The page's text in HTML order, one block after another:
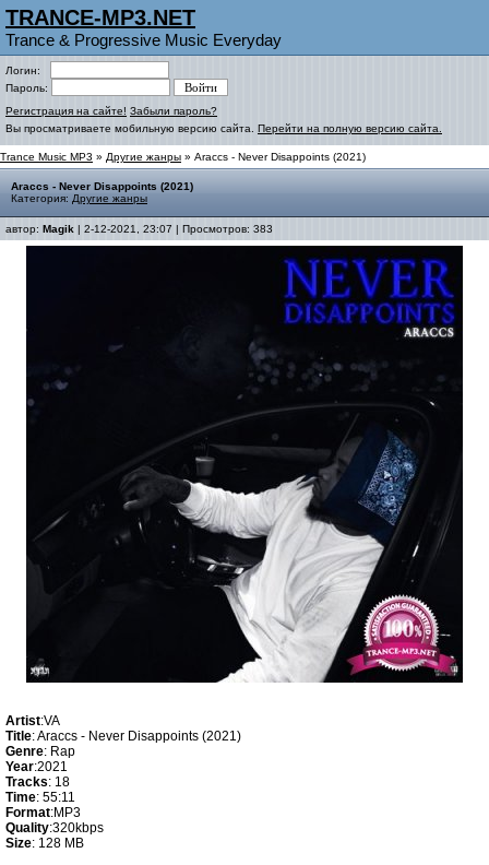
TRANCE-MP3.NET
Trance & Progressive Music Everyday
Логин:
Пароль:
Регистрация на сайте! Забыли пароль?
Вы просматриваете мобильную версию сайта. Перейти на полную версию сайта.
Trance Music MP3 » Другие жанры » Araccs - Never Disappoints (2021)
Araccs - Never Disappoints (2021)
Категория: Другие жанры
автор: Magik | 2-12-2021, 23:07 | Просмотров: 383
Artist:VA
Title: Araccs - Never Disappoints (2021)
Genre: Rap
Year:2021
Tracks: 18
Time: 55:11
Format:MP3
Quality:320kbps
Size: 128 MB